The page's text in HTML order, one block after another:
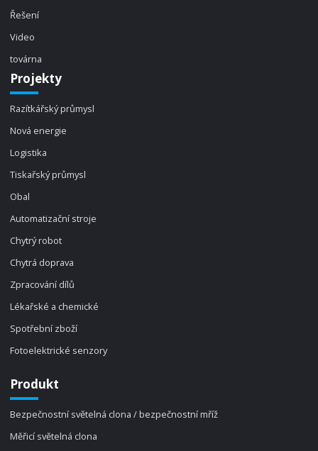
Řešení
Video
továrna
Projekty
Razítkářský průmysl
Nová energie
Logistika
Tiskařský průmysl
Obal
Automatizační stroje
Chytrý robot
Chytrá doprava
Zpracování dílů
Lékařské a chemické
Spotřební zboží
Fotoelektrické senzory
Produkt
Bezpečnostní světelná clona / bezpečnostní mříž
Měřicí světelná clona